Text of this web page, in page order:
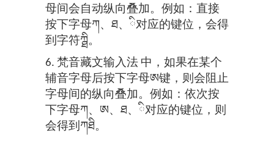
母间会自动纵向叠加。例如：直接
按下字母ཀ、ཐ、ི对应的键位，会得
到字符ཀྠི。
6. 梵音藏文输入法 中，如果在某个
辅音字母后按下字母ཨ键，则会阻止
字母间的纵向叠加。例如：依次按
下字母ཀ、ཨ、ཐ、ི对应的键位，则
会得到ཀཐི。